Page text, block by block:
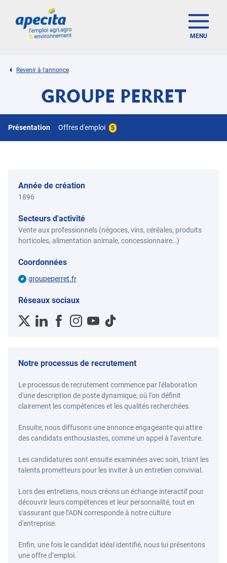
MENU
Revenir à l'annonce
GROUPE PERRET
Présentation Offres d'emploi 5
Année de création
1896
Secteurs d'activité
Vente aux professionnels (négoces, vins, céréales, produits
horticoles, alimentation animale, concessionnaire…)
Coordonnées
groupeperret.fr
Réseaux sociaux
Notre processus de recrutement
Le processus de recrutement commence par l'élaboration
d'une description de poste dynamique, où l'on définit
clairement les compétences et les qualités recherchées.
Ensuite, nous diffusons une annonce engageante qui attire
des candidats enthousiastes, comme un appel à l’aventure.
Les candidatures sont ensuite examinées avec soin, triant les
talents prometteurs pour les inviter à un entretien convivial.
Lors des entretiens, nous créons un échange interactif pour
découvrir leurs compétences et leur personnalité, tout en
s'assurant que l’ADN corresponde à notre culture
d'entreprise.
Enfin, une fois le candidat idéal identifié, nous lui présentons
une offre d’emploi.